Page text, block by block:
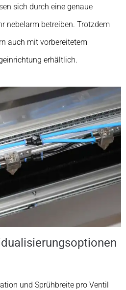
sich durch eine genaue
nebelarm betreiben. Trotzdem
auch mit vorbereitetem
erhältlich.
und Sprühbreite pro Ventil